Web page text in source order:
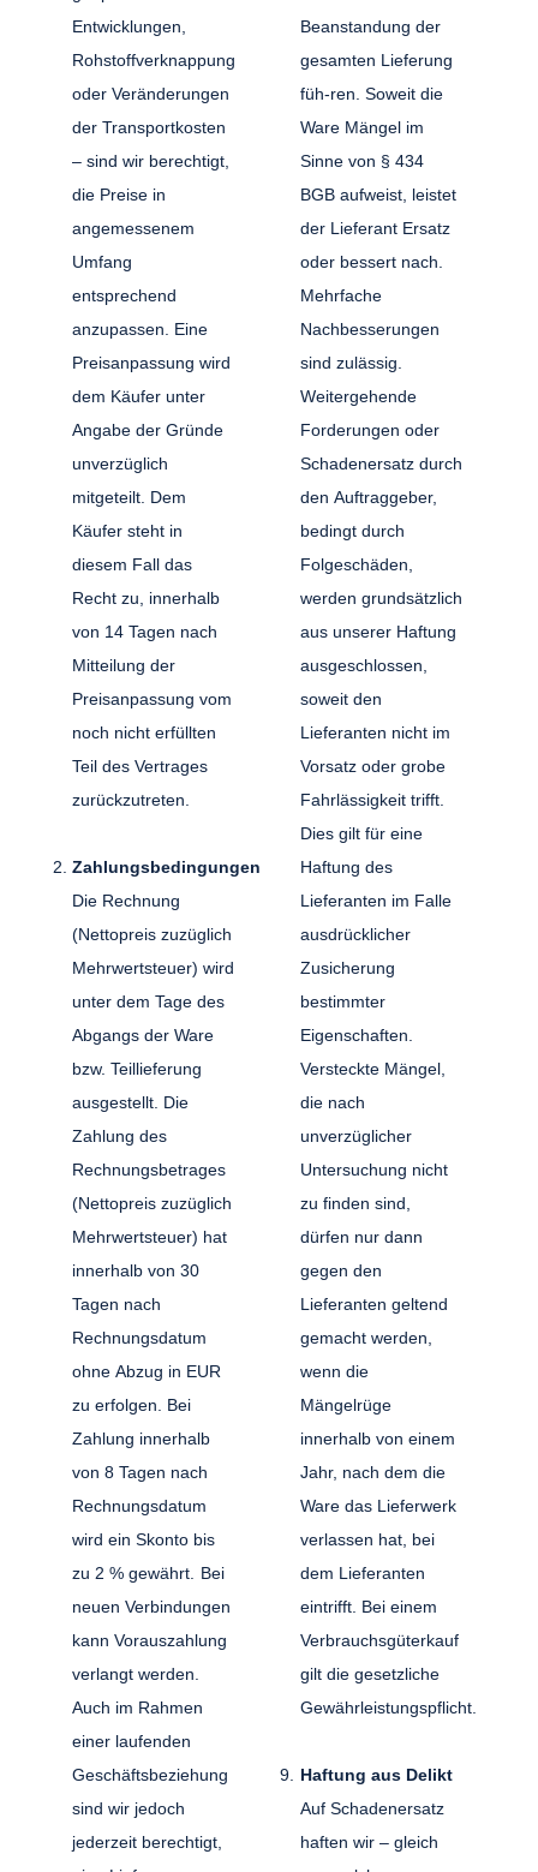
Entwicklungen,
Rohstoffverknappung
oder Veränderungen
der Transportkosten
– sind wir berechtigt,
die Preise in
angemessenem
Umfang
entsprechend
anzupassen. Eine
Preisanpassung wird
dem Käufer unter
Angabe der Gründe
unverzüglich
mitgeteilt. Dem
Käufer steht in
diesem Fall das
Recht zu, innerhalb
von 14 Tagen nach
Mitteilung der
Preisanpassung vom
noch nicht erfüllten
Teil des Vertrages
zurückzutreten.
Zahlungsbedingungen
Die Rechnung
(Nettopreis zuzüglich
Mehrwertsteuer) wird
unter dem Tage des
Abgangs der Ware
bzw. Teillieferung
ausgestellt. Die
Zahlung des
Rechnungsbetrages
(Nettopreis zuzüglich
Mehrwertsteuer) hat
innerhalb von 30
Tagen nach
Rechnungsdatum
ohne Abzug in EUR
zu erfolgen. Bei
Zahlung innerhalb
von 8 Tagen nach
Rechnungsdatum
wird ein Skonto bis
zu 2 % gewährt. Bei
neuen Verbindungen
kann Vorauszahlung
verlangt werden.
Auch im Rahmen
einer laufenden
Geschäftsbeziehung
sind wir jedoch
jederzeit berechtigt,
Beanstandung der
gesamten Lieferung
füh-ren. Soweit die
Ware Mängel im
Sinne von § 434
BGB aufweist, leistet
der Lieferant Ersatz
oder bessert nach.
Mehrfache
Nachbesserungen
sind zulässig.
Weitergehende
Forderungen oder
Schadenersatz durch
den Auftraggeber,
bedingt durch
Folgeschäden,
werden grundsätzlich
aus unserer Haftung
ausgeschlossen,
soweit den
Lieferanten nicht im
Vorsatz oder grobe
Fahrlässigkeit trifft.
Dies gilt für eine
Haftung des
Lieferanten im Falle
ausdrücklicher
Zusicherung
bestimmter
Eigenschaften.
Versteckte Mängel,
die nach
unverzüglicher
Untersuchung nicht
zu finden sind,
dürfen nur dann
gegen den
Lieferanten geltend
gemacht werden,
wenn die
Mängelrüge
innerhalb von einem
Jahr, nach dem die
Ware das Lieferwerk
verlassen hat, bei
dem Lieferanten
eintrifft. Bei einem
Verbrauchsgüterkauf
gilt die gesetzliche
Gewährleistungspflicht.
Haftung aus Delikt
Auf Schadenersatz
haften wir – gleich